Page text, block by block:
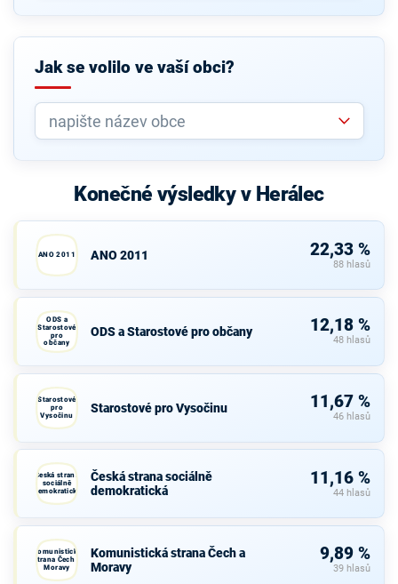
Jak se volilo ve vaší obci?
Konečné výsledky v Herálec
ANO 2011 ANO 2011 22,33 %
88 hlasů
ODS a
Starostové
pro
občany
ODS a Starostové pro občany 12,18 %
48 hlasů
Starostové
pro
Vysočinu
Starostové pro Vysočinu 11,67 %
46 hlasů
Česká strana
sociálně
demokratická
Česká strana sociálně
demokratická
11,16 %
44 hlasů
Komunistická
strana Čech a
Moravy
Komunistická strana Čech a
Moravy
9,89 %
39 hlasů